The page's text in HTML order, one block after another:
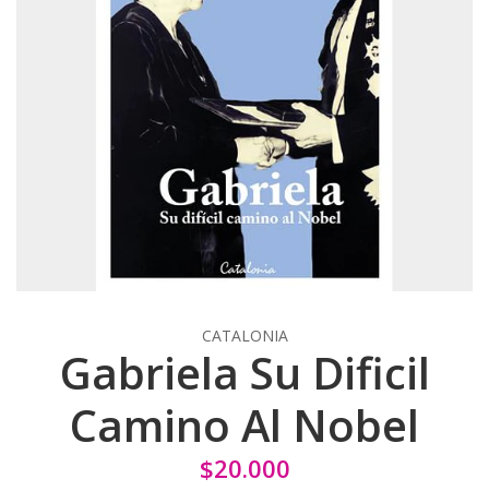
CATALONIA
Gabriela Su Dificil
Camino Al Nobel
$20.000